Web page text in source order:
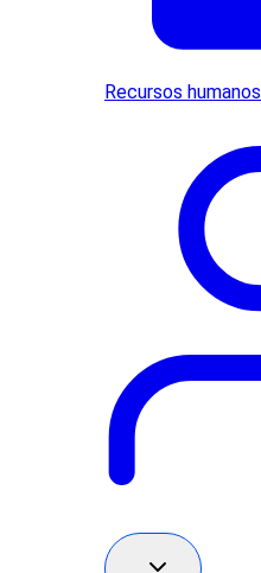
Recursos humanos